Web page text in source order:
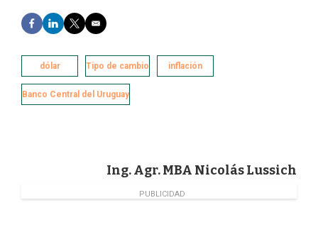
F
a
e
b
o
o
L
i
k
e
d
I
T
w
t
t
e
r
E
m
i
l
dólar Tipo de cambio inflación
Banco Central del Uruguay
Ing. Agr. MBA Nicolás Lussich
PUBLICIDAD